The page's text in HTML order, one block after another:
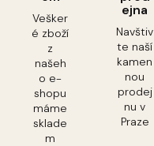
Vešker
é zboží
z
našeh
o e-
shopu
máme
sklade
m
ejna
Navštiv
te naší
kamen
nou
prodej
nu v
Praze